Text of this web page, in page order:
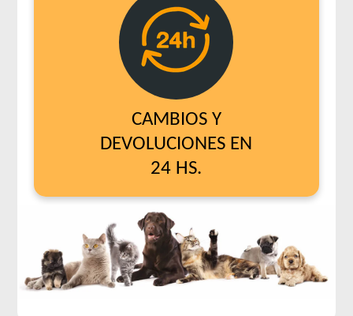
CAMBIOS Y
DEVOLUCIONES EN
24 HS.